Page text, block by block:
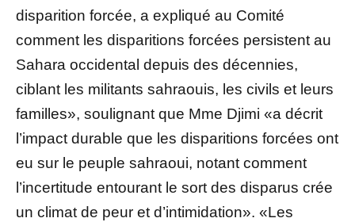
disparition forcée, a expliqué au Comité
comment les disparitions forcées persistent au
Sahara occidental depuis des décennies,
ciblant les militants sahraouis, les civils et leurs
familles», soulignant que Mme Djimi «a décrit
l’impact durable que les disparitions forcées ont
eu sur le peuple sahraoui, notant comment
l’incertitude entourant le sort des disparus crée
un climat de peur et d’intimidation». «Les